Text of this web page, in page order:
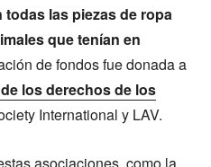
las piezas de ropa
que tenían en
de fondos fue donada a
los derechos de los
International y LAV.
asociaciones, como la